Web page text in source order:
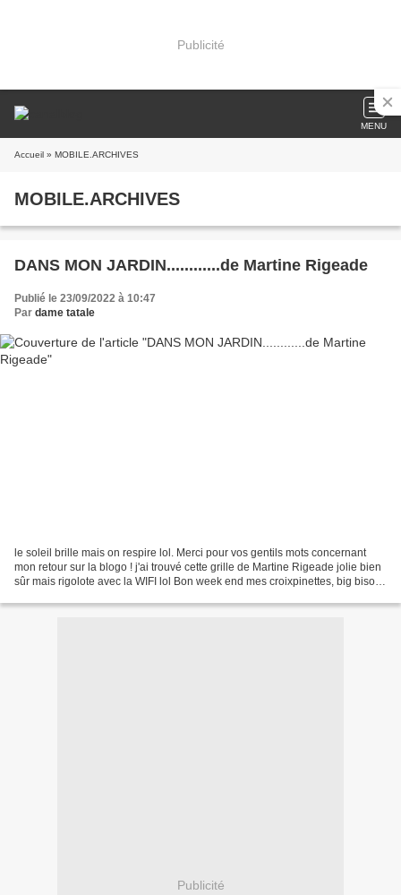
Publicité
MENU
Accueil » MOBILE.ARCHIVES
MOBILE.ARCHIVES
DANS MON JARDIN............de Martine Rigeade
Publié le 23/09/2022 à 10:47
Par dame tatale
le soleil brille mais on respire lol. Merci pour vos gentils mots concernant
mon retour sur la blogo ! j'ai trouvé cette grille de Martine Rigeade jolie bien
sûr mais rigolote avec la WIFI lol Bon week end mes croixpinettes, big bisous
Publicité